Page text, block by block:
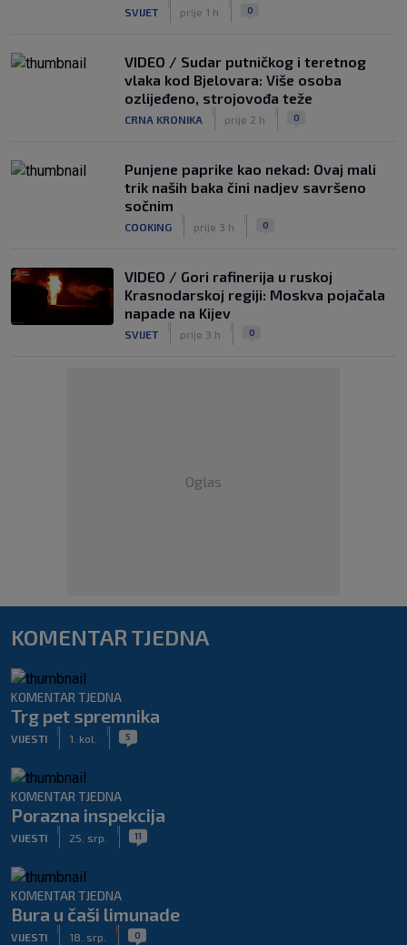
SVIJET prije 1 h 0
VIDEO / Sudar putničkog i teretnog
vlaka kod Bjelovara: Više osoba
ozlijeđeno, strojovođa teže
CRNA KRONIKA prije 2 h 0
Punjene paprike kao nekad: Ovaj mali
trik naših baka čini nadjev savršeno
sočnim
COOKING prije 3 h 0
VIDEO / Gori rafinerija u ruskoj
Krasnodarskoj regiji: Moskva pojačala
napade na Kijev
SVIJET prije 3 h 0
Oglas
KOMENTAR TJEDNA
KOMENTAR TJEDNA
Trg pet spremnika
VIJESTI 1. kol. 5
KOMENTAR TJEDNA
Porazna inspekcija
VIJESTI 25. srp. 11
KOMENTAR TJEDNA
Bura u čaši limunade
VIJESTI 18. srp. 0